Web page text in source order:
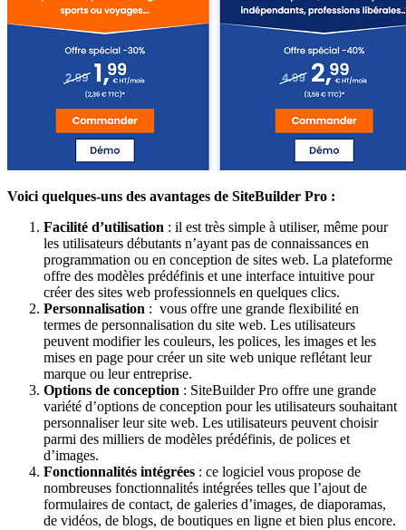
Voici quelques-uns des avantages de SiteBuilder Pro :
Facilité d’utilisation : il est très simple à utiliser, même pour
les utilisateurs débutants n’ayant pas de connaissances en
programmation ou en conception de sites web. La plateforme
offre des modèles prédéfinis et une interface intuitive pour
créer des sites web professionnels en quelques clics.
Personnalisation : vous offre une grande flexibilité en
termes de personnalisation du site web. Les utilisateurs
peuvent modifier les couleurs, les polices, les images et les
mises en page pour créer un site web unique reflétant leur
marque ou leur entreprise.
Options de conception : SiteBuilder Pro offre une grande
variété d’options de conception pour les utilisateurs souhaitant
personnaliser leur site web. Les utilisateurs peuvent choisir
parmi des milliers de modèles prédéfinis, de polices et
d’images.
Fonctionnalités intégrées : ce logiciel vous propose de
nombreuses fonctionnalités intégrées telles que l’ajout de
formulaires de contact, de galeries d’images, de diaporamas,
de vidéos, de blogs, de boutiques en ligne et bien plus encore.